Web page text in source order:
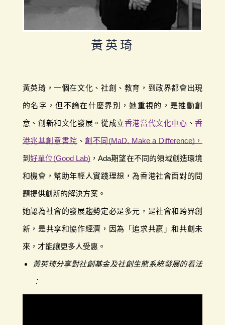
黃英琦
黃英琦，一個在文化、社創、教育，到政界都會出現
的名字，但不論在什麼界別，她重視的，是推動創
意、創新和文化發展。從成立香港當代文化中心 、香
港兆基創意書院 、創不同(MaD, Make a Difference)，
到 好單位(Good Lab) ，Ada期望在不同的領域創造環境
和機會，幫助年輕人實踐理想，為香港社會面對的問
題提供創新的解決方案。
她認為社會的發展趨勢定必是多元，是社會和跨界創
新，是共享和協作經濟，因為「追求共贏」和共創未
來，才能讓更多人受惠。
黃英琦分享對社創基金及社創生態系統發展的看法
︰